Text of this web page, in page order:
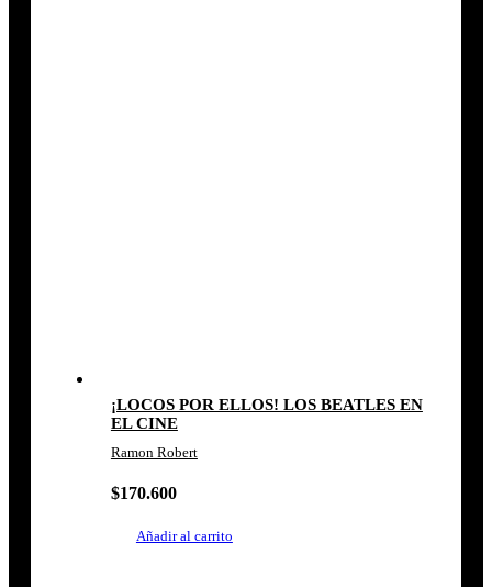
¡LOCOS POR ELLOS! LOS BEATLES EN
EL CINE
Ramon Robert
$170.600
Añadir al carrito